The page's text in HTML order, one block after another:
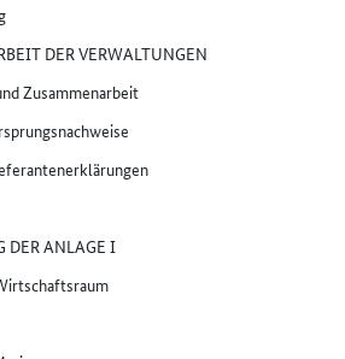
DER VERWALTUNGEN
Zusammenarbeit
ANLAGE I